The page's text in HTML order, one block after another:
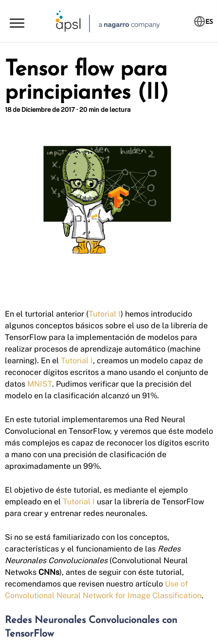
ES
Tensor flow para
principiantes (II)
18 de Diciembre de 2017 · 20 min de lectura
En el turtorial anterior (Tutorial I) hemos introducido
algunos conceptos básicos sobre el uso de la librería de
TensorFlow para la implementación de modelos para
realizar procesos de aprendizaje automático (machine
learning). En el Tutorial I, creamos un modelo capaz de
reconocer dígitos escritos a mano usando el conjunto de
datos MNIST. Pudimos verificar que la precisión del
modelo en la clasificación alcanzó un 91%.
En este tutorial implementaremos una Red Neural
Convolucional en TensorFlow, y veremos que éste modelo
más complejos es capaz de reconocer los dígitos escrito
a mano con una precisión de clasificación de
aproximadamente un 99%.
El objetivo de éste tutorial, es mediante el ejemplo
empleado en el Tutorial I usar la librería de TensorFlow
para crear y entrenar redes neuronales.
Si no se está familiarizado con los conceptos,
características y el funcionamiento de las Redes
Neuronales Convolucionales(Convolutional Neural
Netwoks CNNs), antes de seguir con éste tutorial,
recomendamos que revisen nuestro artículo Use of
Convolutional Neural Network for Image Classification.
Redes Neuronales Convolucionales con
TensorFlow